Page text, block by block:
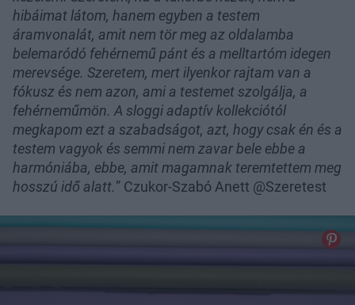
hibáimat látom, hanem egyben a testem
áramvonalát, amit nem tör meg az oldalamba
belemaródó fehérnemű pánt és a melltartóm idegen
merevsége. Szeretem, mert ilyenkor rajtam van a
fókusz és nem azon, ami a testemet szolgálja, a
fehérneműmön. A sloggi adaptív kollekciótól
megkapom ezt a szabadságot, azt, hogy csak én és a
testem vagyok és semmi nem zavar bele ebbe a
harmóniába, ebbe, amit magamnak teremtettem meg
hosszú idő alatt.” Czukor-Szabó Anett @Szeretest